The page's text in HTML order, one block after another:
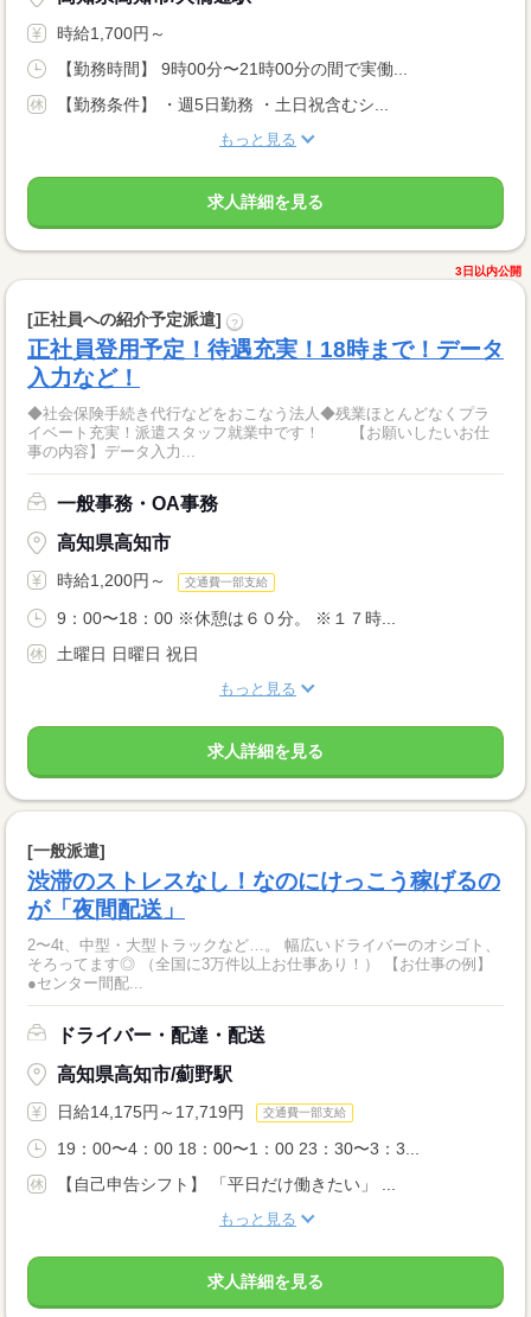
時給1,700円～
【勤務時間】 9時00分〜21時00分の間で実働...
【勤務条件】 ・週5日勤務 ・土日祝含むシ...
もっと見る
求人詳細を見る
3日以内公開
[正社員への紹介予定派遣] ?
正社員登用予定！待遇充実！18時まで！データ
入力など！
◆社会保険手続き代行などをおこなう法人◆残業ほとんどなくプラ
イベート充実！派遣スタッフ就業中です！ 【お願いしたいお仕
事の内容】データ入力...
一般事務・OA事務
高知県高知市
時給1,200円～ 交通費一部支給
9：00〜18：00 ※休憩は６０分。 ※１７時...
土曜日 日曜日 祝日
もっと見る
求人詳細を見る
[一般派遣]
渋滞のストレスなし！なのにけっこう稼げるの
が「夜間配送」
2〜4t、中型・大型トラックなど…。 幅広いドライバーのオシゴト、
そろってます◎ （全国に3万件以上お仕事あり！） 【お仕事の例】
●センター間配...
ドライバー・配達・配送
高知県高知市/薊野駅
日給14,175円～17,719円 交通費一部支給
19：00〜4：00 18：00〜1：00 23：30〜3：3...
【自己申告シフト】 「平日だけ働きたい」 ...
もっと見る
求人詳細を見る